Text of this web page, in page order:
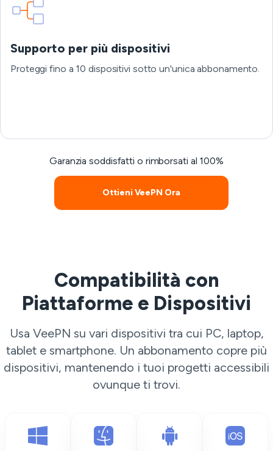
Supporto per più dispositivi
Proteggi fino a 10 dispositivi sotto un'unica abbonamento.
Garanzia soddisfatti o rimborsati al 100%
Ottieni VeePN Ora
Compatibilità con
Piattaforme e Dispositivi
Usa VeePN su vari dispositivi tra cui PC, laptop,
tablet e smartphone. Un abbonamento copre più
dispositivi, mantenendo i tuoi progetti accessibili
ovunque ti trovi.